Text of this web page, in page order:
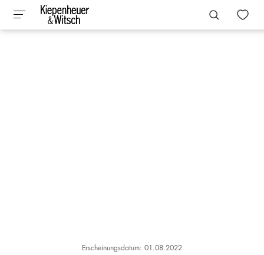
Erscheinungsdatum: 01.08.2022